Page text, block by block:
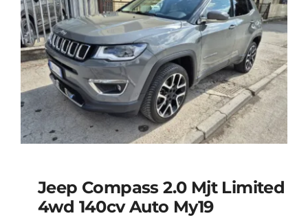
Jeep Compass 2.0 Mjt Limited
4wd 140cv Auto My19